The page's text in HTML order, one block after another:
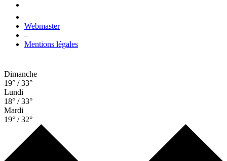
Webmaster
–
Mentions légales
Dimanche
19° / 33°
Lundi
18° / 33°
Mardi
19° / 32°